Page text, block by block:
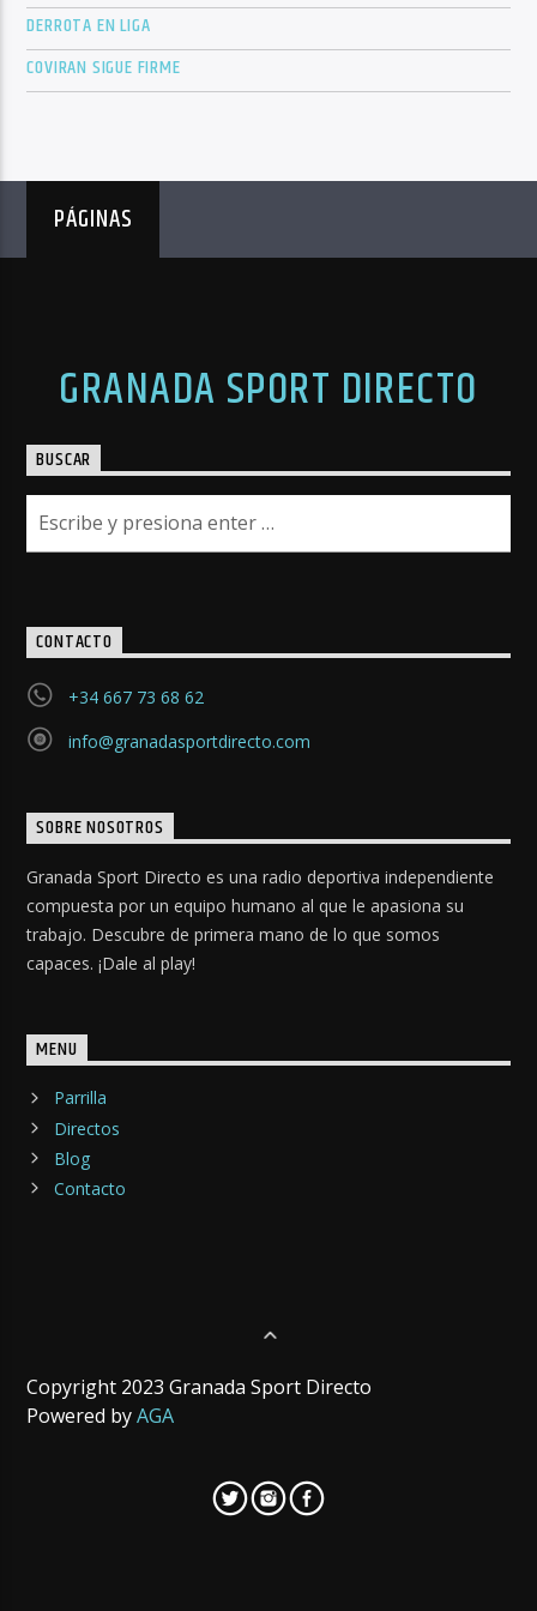
DERROTA EN LIGA
COVIRAN SIGUE FIRME
PÁGINAS
GRANADA SPORT DIRECTO
BUSCAR
CONTACTO
+34 667 73 68 62
info@granadasportdirecto.com
SOBRE NOSOTROS
Granada Sport Directo es una radio deportiva independiente
compuesta por un equipo humano al que le apasiona su
trabajo. Descubre de primera mano de lo que somos
capaces. ¡Dale al play!
MENU
Parrilla
Directos
Blog
Contacto
Copyright 2023 Granada Sport Directo
Powered byAGA